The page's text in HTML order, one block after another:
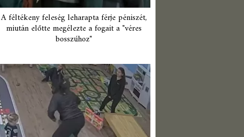
A féltékeny feleség leharapta férje péniszét,
miután előtte megélezte a fogait a "véres
bosszúhoz"